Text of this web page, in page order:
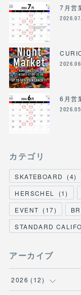
7月営
6月営
カテゴリ
SKATEBOARD (4)
HERSCHEL
(1)
EVENT (17)
STANDARD
アーカイブ
2026 (12)